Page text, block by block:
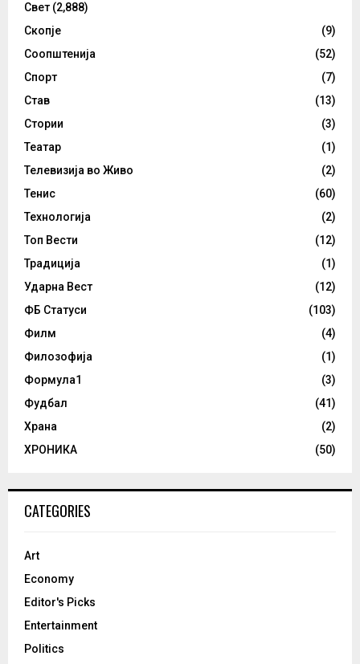
Свет (2,888)
Скопје
(9)
Соопштенија
(52)
Спорт
(7)
Став
(13)
Стории
(3)
Театар
(1)
Телевизија во Живо
(2)
Тенис
(60)
Технологија
(2)
Топ Вести
(12)
Традиција
(1)
Ударна Вест
(12)
ФБ Статуси
(103)
Филм
(4)
Филозофија
(1)
Формула1
(3)
Фудбал
(41)
Храна
(2)
ХРОНИКА
(50)
CATEGORIES
Art
Economy
Editor's Picks
Entertainment
Politics